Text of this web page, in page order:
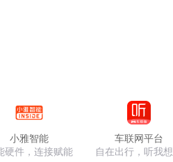
小雅智能
硬件，连接赋能
车联网平台
自在出行，听我